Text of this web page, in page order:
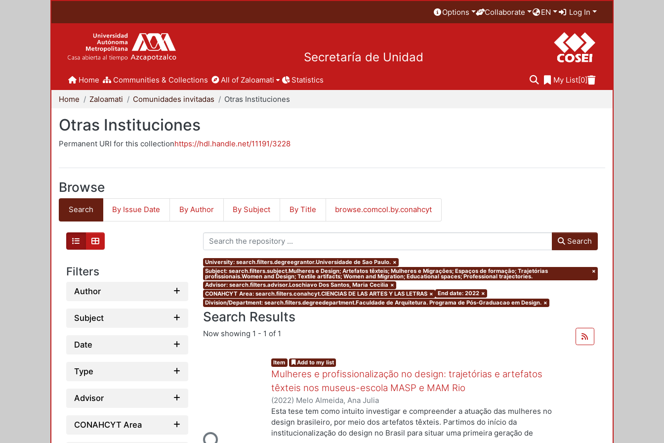
Options Collaborate EN Log In
Secretaría de Unidad
Home Communities & Collections All of Zaloamati Statistics My List[0]
Home Zaloamati Comunidades invitadas Otras Instituciones
Otras Instituciones
Permanent URI for this collectionhttps://hdl.handle.net/11191/3228
Browse
Search By Issue Date By Author By Subject By Title browse.comcol.by.conahcyt
Filters
Author
Subject
Date
Type
Advisor
CONAHCYT Area
Search
University: search.filters.degreegrantor.Universidade de Sao Paulo. ×
Subject: search.filters.subject.Mulheres e Design; Artefatos têxteis; Mulheres e Migrações; Espaços de formação; Trajetórias
profissionais.Women and Design; Textile artifacts; Women and Migration; Educational spaces; Professional trajectories.
×
Advisor: search.filters.advisor.Loschiavo Dos Santos, Maria Cecilia ×
CONAHCYT Area: search.filters.conahcyt.CIENCIAS DE LAS ARTES Y LAS LETRAS × End date: 2022 ×
Division/Department: search.filters.degreedepartment.Faculdade de Arquitetura. Programa de Pós-Graduacao em Design. ×
Search Results
Now showing 1 - 1 of 1
Loading...
Item Add to my list
Mulheres e profissionalização no design: trajetórias e artefatos
têxteis nos museus-escola MASP e MAM Rio
(2022) Melo Almeida, Ana Julia
Esta tese tem como intuito investigar e compreender a atuação das mulheres no
design brasileiro, por meio dos artefatos têxteis. Partimos do início da
institucionalização do design no Brasil para situar uma primeira geração de